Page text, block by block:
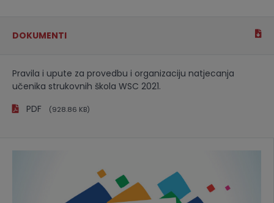
DOKUMENTI
Pravila i upute za provedbu i organizaciju natjecanja
učenika strukovnih škola WSC 2021.
PDF
(928.86 KB)